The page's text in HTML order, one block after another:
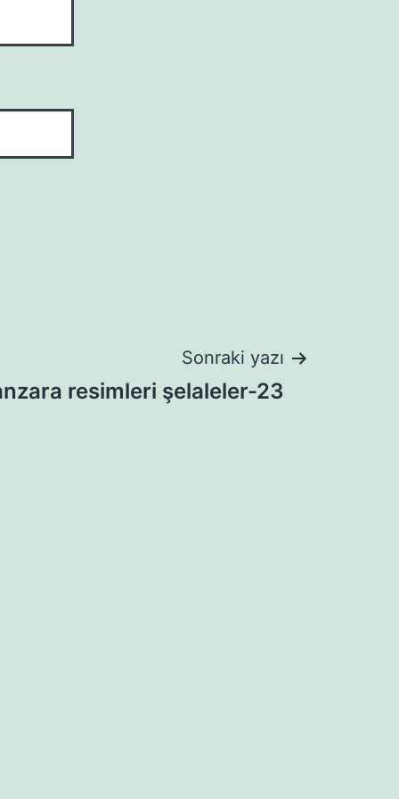
Sonraki yazı
resimleri şelaleler-23